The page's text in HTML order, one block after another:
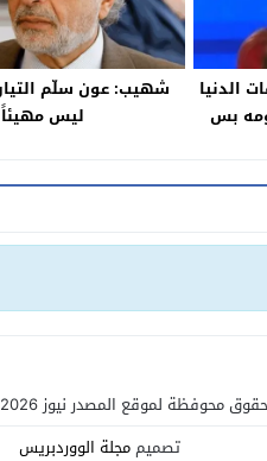
الدنيا
بس
شهيب: عون سلّم
ليس مهيئاً
محوفظة لموقع المصدر نيوز 2026 | تطوير
تصميممجلة الووردبريس